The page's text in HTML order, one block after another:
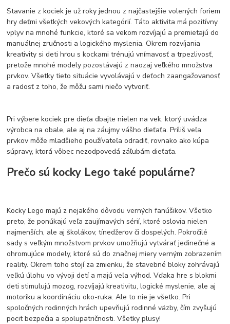
Stavanie z kociek je už roky jednou z najčastejšie volených foriem
hry deťmi všetkých vekových kategórií. Táto aktivita má pozitívny
vplyv na mnohé funkcie, ktoré sa vekom rozvíjajú a premietajú do
manuálnej zručnosti a logického myslenia. Okrem rozvíjania
kreativity si deti hrou s kockami trénujú vnímavosť a trpezlivosť,
pretože mnohé modely pozostávajú z naozaj veľkého množstva
prvkov. Všetky tieto situácie vyvolávajú v deťoch zaangažovanosť
a radosť z toho, že môžu sami niečo vytvoriť.
Pri výbere kociek pre dieťa dbajte nielen na vek, ktorý uvádza
výrobca na obale, ale aj na záujmy vášho dieťaťa. Príliš veľa
prvkov môže mladšieho používateľa odradiť, rovnako ako kúpa
súpravy, ktorá vôbec nezodpovedá záľubám dieťaťa.
Prečo sú kocky Lego také populárne?
Kocky Lego majú z nejakého dôvodu verných fanúšikov. Všetko
preto, že ponúkajú veľa zaujímavých sérií, ktoré oslovia nielen
najmenších, ale aj školákov, tínedžerov či dospelých. Pokročilé
sady s veľkým množstvom prvkov umožňujú vytvárať jedinečné a
ohromujúce modely, ktoré sú do značnej miery verným zobrazením
reality. Okrem toho stojí za zmienku, že stavebné bloky zohrávajú
veľkú úlohu vo vývoji detí a majú veľa výhod. Vďaka hre s blokmi
deti stimulujú mozog, rozvíjajú kreativitu, logické myslenie, ale aj
motoriku a koordináciu oko-ruka. Ale to nie je všetko. Pri
spoločných rodinných hrách upevňujú rodinné väzby, čím zvyšujú
pocit bezpečia a spolupatričnosti. Všetky plusy!